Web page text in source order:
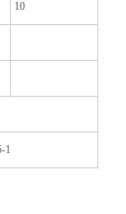
10
1